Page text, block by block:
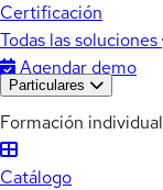
Certificación
Todas las soluciones
Agendar demo
Particulares
Formación individual
Catálogo